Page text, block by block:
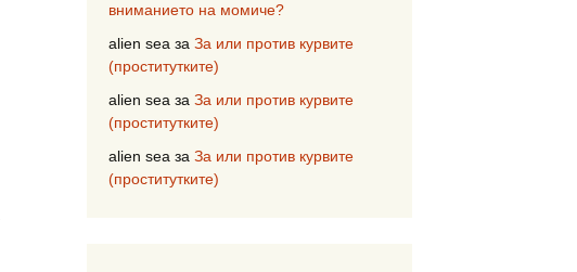
вниманието на момиче?
alien sea за За или против курвите
(проститутките)
alien sea за За или против курвите
(проститутките)
alien sea за За или против курвите
(проститутките)